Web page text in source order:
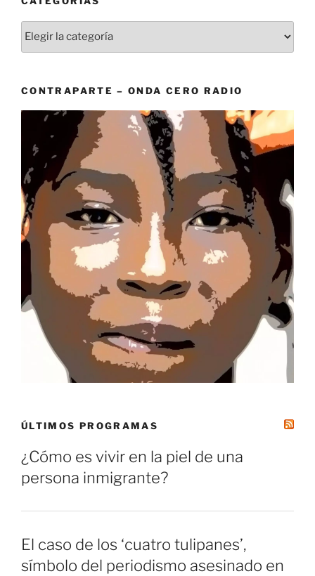
CONTRAPARTE – ONDA CERO RADIO
ÚLTIMOS PROGRAMAS
¿Cómo es vivir en la piel de una
persona inmigrante?
El caso de los ‘cuatro tulipanes’,
símbolo del periodismo asesinado en